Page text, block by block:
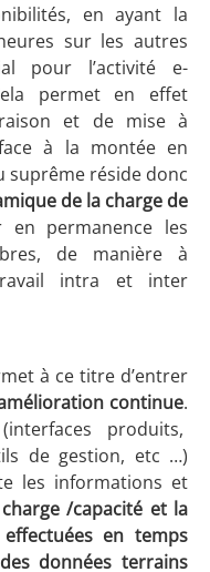
en ayant la
sur les autres
pour l’activité e-
permet en effet
et de mise à
à la montée en
suprême réside donc
de la charge de
en permanence les
de manière à
intra et inter
à ce titre d’entrer
continue.
produits,
de gestion, etc …)
les informations et
/capacité et la
en temps
données terrains